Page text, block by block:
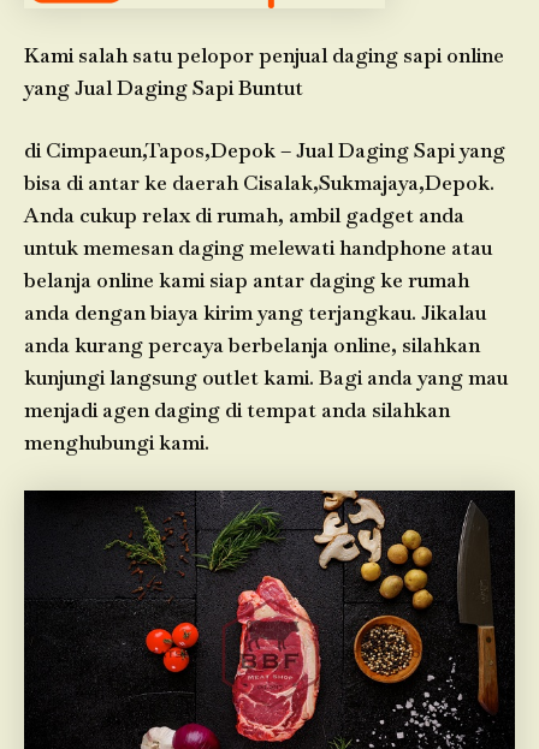
Kami salah satu pelopor penjual daging sapi online
yang Jual Daging Sapi Buntut
di Cimpaeun,Tapos,Depok – Jual Daging Sapi yang
bisa di antar ke daerah Cisalak,Sukmajaya,Depok.
Anda cukup relax di rumah, ambil gadget anda
untuk memesan daging melewati handphone atau
belanja online kami siap antar daging ke rumah
anda dengan biaya kirim yang terjangkau. Jikalau
anda kurang percaya berbelanja online, silahkan
kunjungi langsung outlet kami. Bagi anda yang mau
menjadi agen daging di tempat anda silahkan
menghubungi kami.